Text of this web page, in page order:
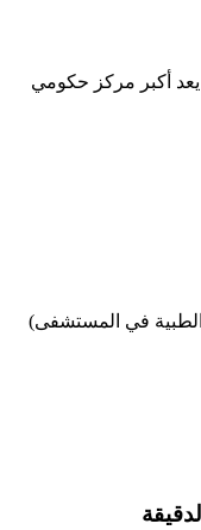
أكبر مركز حكومي
الطبية في المستشفى)